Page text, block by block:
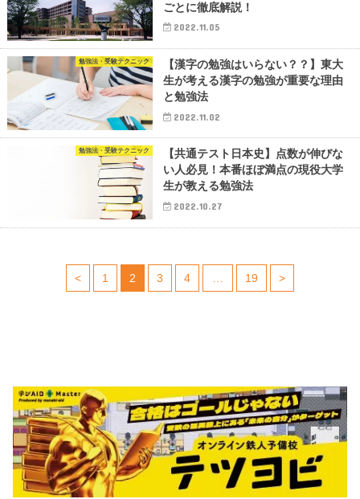
ごとに徹底解説！
2022.11.05
勉強法・受験テクニック
【漢字の勉強はいらない？？】東大
生が考える漢字の勉強が重要な理由
と勉強法
2022.11.02
勉強法・受験テクニック
【共通テスト日本史】点数が伸びな
い人必見！本番ほぼ満点の現役大学
生が教える勉強法
2022.10.27
< 1 2 3 4 19 >